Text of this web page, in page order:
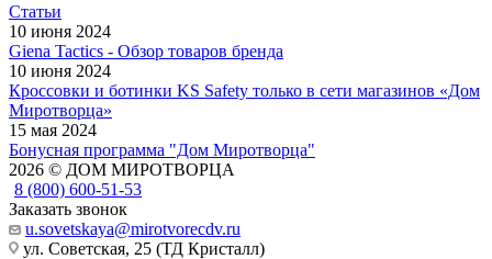
Статьи
10 июня 2024
Giena Tactics - Обзор товаров бренда
10 июня 2024
Кроссовки и ботинки KS Safety только в сети магазинов «Дом
Миротворца»
15 мая 2024
Бонусная программа "Дом Миротворца"
2026 © ДОМ МИРОТВОРЦА
8 (800) 600-51-53
Заказать звонок
u.sovetskaya@mirotvorecdv.ru
ул. Советская, 25 (ТД Кристалл)